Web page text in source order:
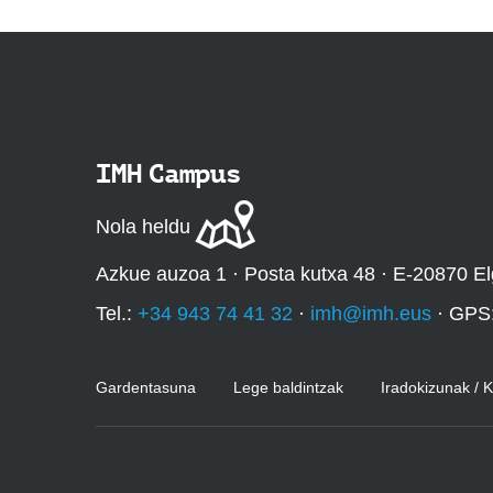
IMH Campus
Nola heldu
Azkue auzoa 1 · Posta kutxa 48 · E-20870
Tel.: +34 943 74 41 32 · imh@imh.eus ·
Gardentasuna Lege baldintzak Iradokizunak /